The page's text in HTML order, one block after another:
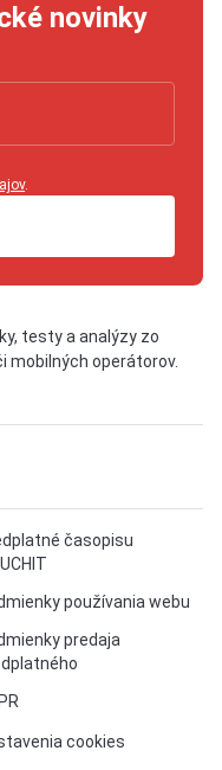
novinky
.
testy a analýzy zo
mobilných operátorov.
časopisu
používania webu
predaja
cookies